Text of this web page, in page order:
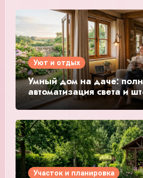
Уют и отдых
Умный дом на даче:
автоматизация света и
идеального отдыха
Участок и планировка